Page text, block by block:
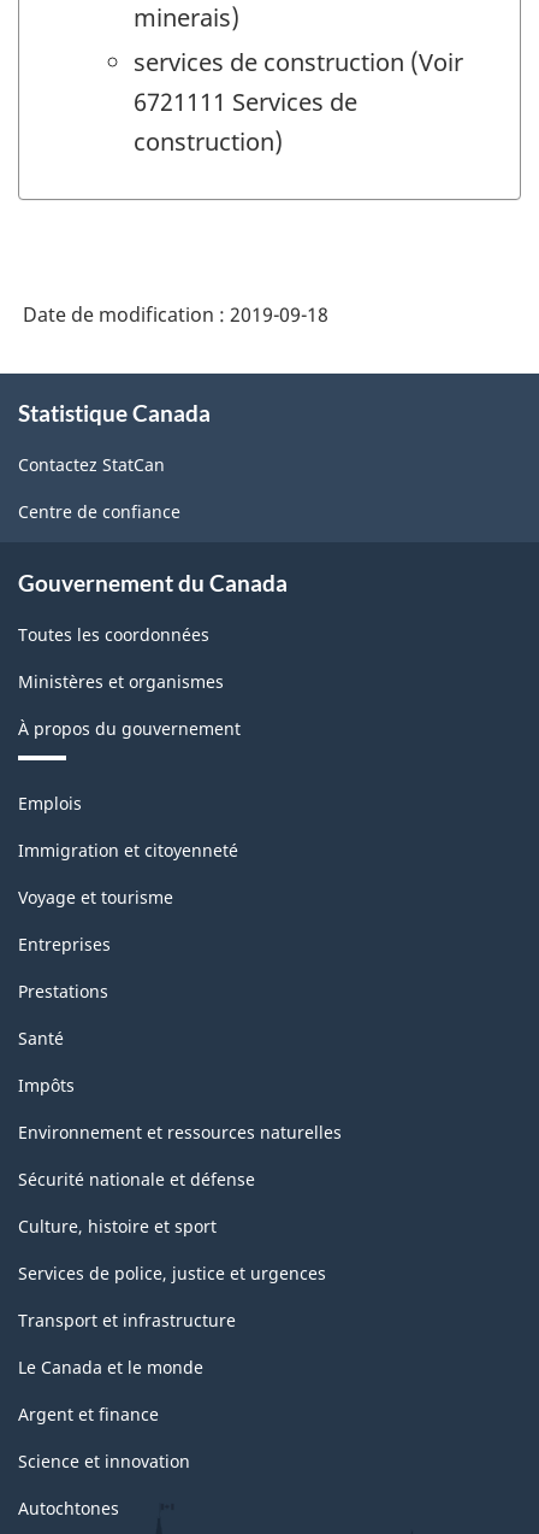
minerais)
services de construction (Voir
6721111 Services de
construction)
Date de modification : 2019-09-18
propos
ce
site
Statistique Canada
Contactez StatCan
Centre de confiance
Gouvernement du Canada
Toutes les coordonnées
Ministères et organismes
À propos du gouvernement
Thèmes
sujets
Emplois
Immigration et citoyenneté
Voyage et tourisme
Entreprises
Prestations
Santé
Impôts
Environnement et ressources naturelles
Sécurité nationale et défense
Culture, histoire et sport
Services de police, justice et urgences
Transport et infrastructure
Le Canada et le monde
Argent et finance
Science et innovation
Autochtones